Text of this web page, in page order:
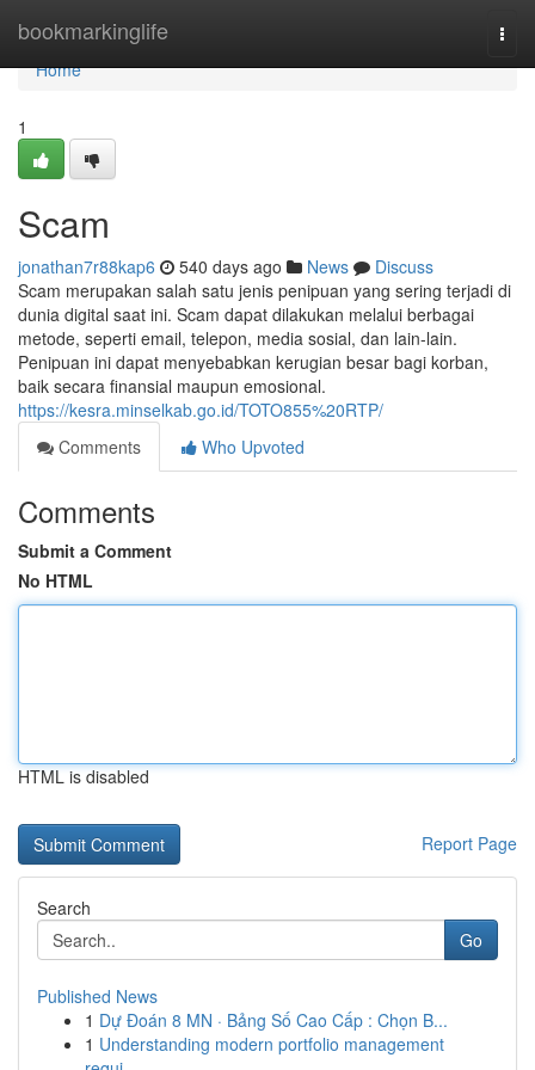
bookmarkinglife
Home
Home
1
Scam
jonathan7r88kap6 540 days ago News
Discuss
Scam merupakan salah satu jenis penipuan yang sering terjadi di
dunia digital saat ini. Scam dapat dilakukan melalui berbagai
metode, seperti email, telepon, media sosial, dan lain-lain.
Penipuan ini dapat menyebabkan kerugian besar bagi korban,
baik secara finansial maupun emosional.
https://kesra.minselkab.go.id/TOTO855%20RTP/
Comments
Who Upvoted
Comments
Submit a Comment
No HTML
HTML is disabled
Report Page
Search
Go
Published News
1 Dự Đoán 8 MN · Bảng Số Cao Cấp : Chọn B...
1 Understanding modern portfolio management